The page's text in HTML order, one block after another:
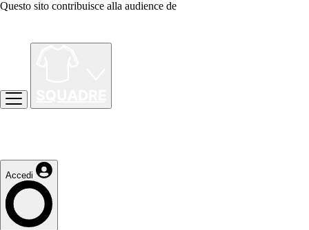
Questo sito contribuisce alla audience de
Accedi